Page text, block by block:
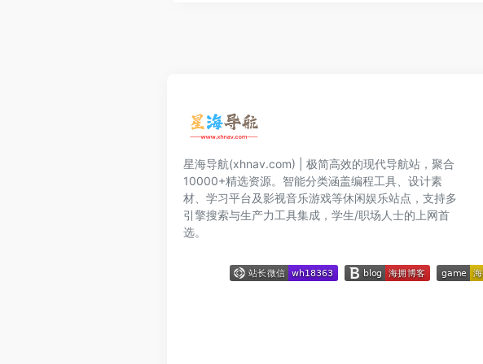
星海导航(xhnav.com) | 极简高效的现代导航站，聚合
10000+精选资源。智能分类涵盖编程工具、设计素
材、学习平台及影视音乐游戏等休闲娱乐站点，支持多
引擎搜索与生产力工具集成，学生/职场人士的上网首
选。